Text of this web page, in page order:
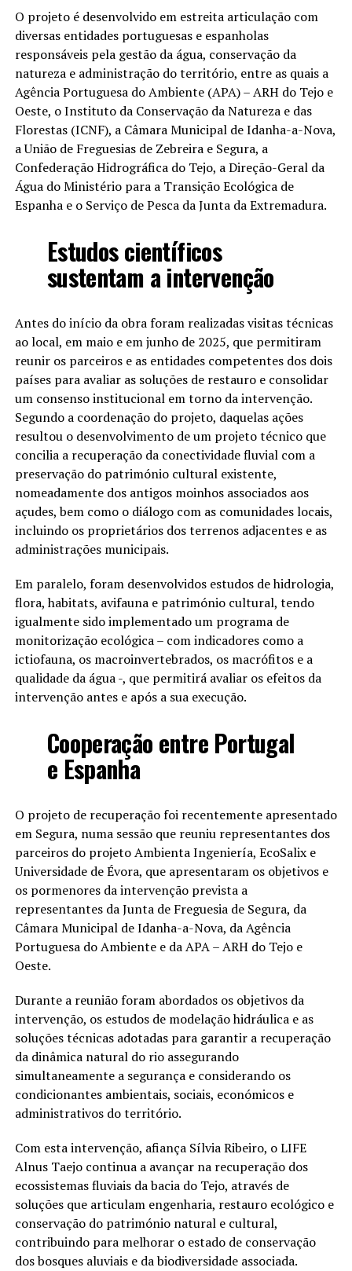
O projeto é desenvolvido em estreita articulação com
diversas entidades portuguesas e espanholas
responsáveis pela gestão da água, conservação da
natureza e administração do território, entre as quais a
Agência Portuguesa do Ambiente (APA) – ARH do Tejo e
Oeste, o Instituto da Conservação da Natureza e das
Florestas (ICNF), a Câmara Municipal de Idanha-a-Nova,
a União de Freguesias de Zebreira e Segura, a
Confederação Hidrográfica do Tejo, a Direção-Geral da
Água do Ministério para a Transição Ecológica de
Espanha e o Serviço de Pesca da Junta da Extremadura.
Estudos científicos
sustentam a intervenção
Antes do início da obra foram realizadas visitas técnicas
ao local, em maio e em junho de 2025, que permitiram
reunir os parceiros e as entidades competentes dos dois
países para avaliar as soluções de restauro e consolidar
um consenso institucional em torno da intervenção.
Segundo a coordenação do projeto, daquelas ações
resultou o desenvolvimento de um projeto técnico que
concilia a recuperação da conectividade fluvial com a
preservação do património cultural existente,
nomeadamente dos antigos moinhos associados aos
açudes, bem como o diálogo com as comunidades locais,
incluindo os proprietários dos terrenos adjacentes e as
administrações municipais.
Em paralelo, foram desenvolvidos estudos de hidrologia,
flora, habitats, avifauna e património cultural, tendo
igualmente sido implementado um programa de
monitorização ecológica – com indicadores como a
ictiofauna, os macroinvertebrados, os macrófitos e a
qualidade da água -, que permitirá avaliar os efeitos da
intervenção antes e após a sua execução.
Cooperação entre Portugal
e Espanha
O projeto de recuperação foi recentemente apresentado
em Segura, numa sessão que reuniu representantes dos
parceiros do projeto Ambienta Ingeniería, EcoSalix e
Universidade de Évora, que apresentaram os objetivos e
os pormenores da intervenção prevista a
representantes da Junta de Freguesia de Segura, da
Câmara Municipal de Idanha-a-Nova, da Agência
Portuguesa do Ambiente e da APA – ARH do Tejo e
Oeste.
Durante a reunião foram abordados os objetivos da
intervenção, os estudos de modelação hidráulica e as
soluções técnicas adotadas para garantir a recuperação
da dinâmica natural do rio assegurando
simultaneamente a segurança e considerando os
condicionantes ambientais, sociais, económicos e
administrativos do território.
Com esta intervenção, afiança Sílvia Ribeiro, o LIFE
Alnus Taejo continua a avançar na recuperação dos
ecossistemas fluviais da bacia do Tejo, através de
soluções que articulam engenharia, restauro ecológico e
conservação do património natural e cultural,
contribuindo para melhorar o estado de conservação
dos bosques aluviais e da biodiversidade associada.